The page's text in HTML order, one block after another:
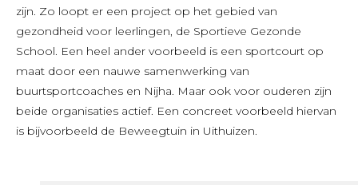
zijn. Zo loopt er een project op het gebied van
gezondheid voor leerlingen, de Sportieve Gezonde
School. Een heel ander voorbeeld is een sportcourt op
maat door een nauwe samenwerking van
buurtsportcoaches en Nijha. Maar ook voor ouderen zijn
beide organisaties actief. Een concreet voorbeeld hiervan
is bijvoorbeeld de Beweegtuin in Uithuizen.